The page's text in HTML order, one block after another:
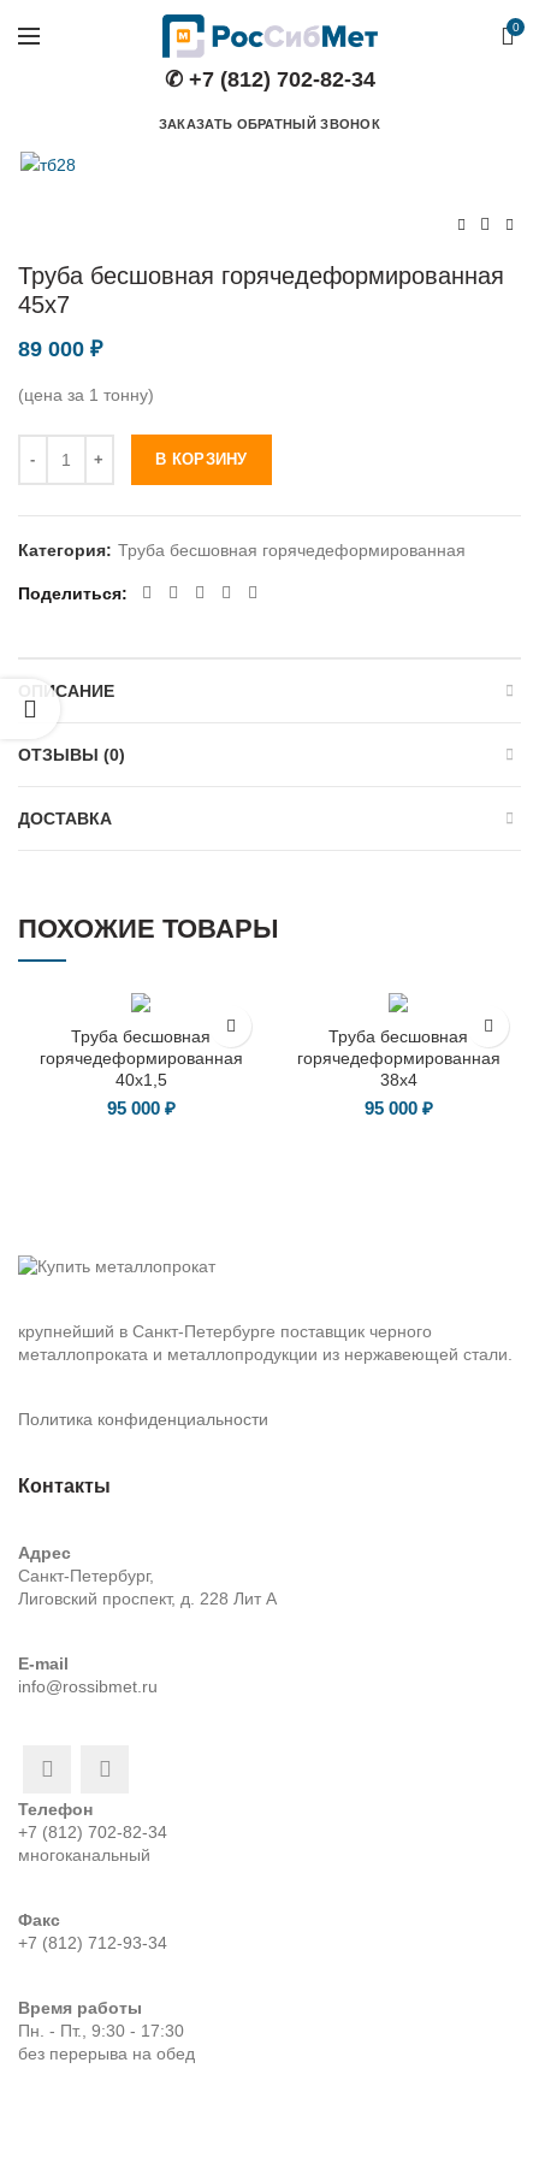
0
✆ +7 (812) 702-82-34
ЗАКАЗАТЬ ОБРАТНЫЙ ЗВОНОК
Труба бесшовная горячедеформированная
45х7
89 000 ₽
(цена за 1 тонну)
В КОРЗИНУ
Категория: Труба бесшовная горячедеформированная
Поделиться
ОПИСАНИЕ
ОТЗЫВЫ (0)
ДОСТАВКА
ПОХОЖИЕ ТОВАРЫ
Труба бесшовная
горячедеформированная
40х1,5
95 000 ₽
Труба бесшовная
горячедеформированная
38х4
95 000 ₽
крупнейший в Санкт-Петербурге поставщик черного
металлопроката и металлопродукции из нержавеющей стали.
Политика конфиденциальности
Контакты
Адрес
Санкт-Петербург,
Лиговский проспект, д. 228 Лит А
E-mail
info@rossibmet.ru
Телефон
+7 (812) 702-82-34
многоканальный
Факс
+7 (812) 712-93-34
Время работы
Пн. - Пт., 9:30 - 17:30
без перерыва на обед